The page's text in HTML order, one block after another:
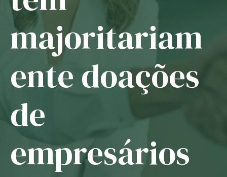
Notícias
Associe-se
majoritariam
ente doações
de
empresários